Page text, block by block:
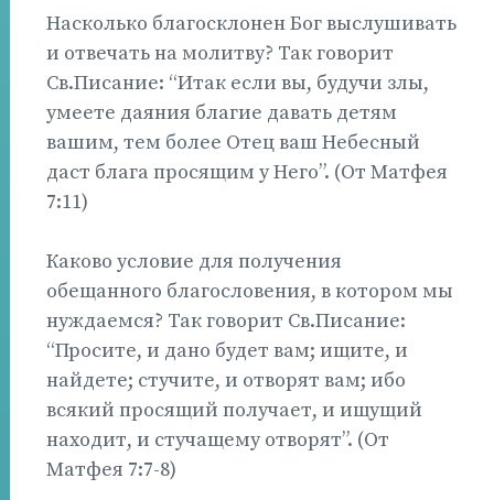
Насколько благосклонен Бог выслушивать
и отвечать на молитву? Так говорит
Св.Писание: “Итак если вы, будучи злы,
умеете даяния благие давать детям
вашим, тем более Отец ваш Небесный
даст блага просящим у Него”. (От Матфея
7:11)
Каково условие для получения
обещанного благословения, в котором мы
нуждаемся? Так говорит Св.Писание:
“Просите, и дано будет вам; ищите, и
найдете; стучите, и отворят вам; ибо
всякий просящий получает, и ищущий
находит, и стучащему отворят”. (От
Матфея 7:7-8)